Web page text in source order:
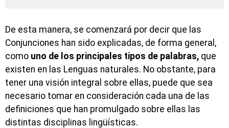
De esta manera, se comenzará por decir que las
Conjunciones han sido explicadas, de forma general,
como uno de los principales tipos de palabras, que
existen en las Lenguas naturales. No obstante, para
tener una visión integral sobre ellas, puede que sea
necesario tomar en consideración cada una de las
definiciones que han promulgado sobre ellas las
distintas disciplinas lingüísticas.